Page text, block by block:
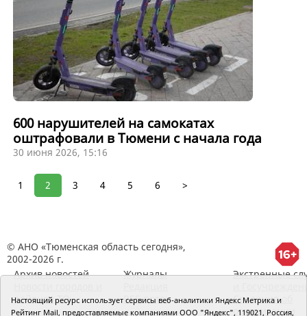
600 нарушителей на самокатах
оштрафовали в Тюмени с начала года
30 июня 2026, 15:16
1 2 3 4 5 6 >
© АНО «Тюменская область сегодня»,
2002-2026 г.
Архив новостей
районов ТО
Журналы
RSS поток
Экстренные
Сведения об
организации
Настоящий ресурс использует сервисы веб-аналитики Яндекс Метрика и
Рейтинг Mail, предоставляемые компаниями ООО "Яндекс", 119021, Россия,